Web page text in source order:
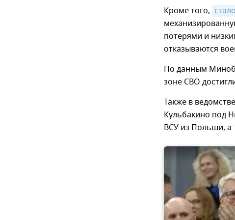
Кроме того,
потерями и
отказываются
По данным
зоне СВО
Также в
Кульбакино под
ВСУ из Польши, а